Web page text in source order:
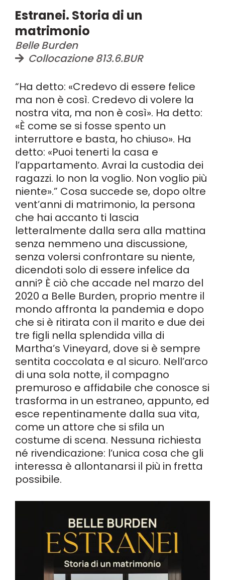
Estranei. Storia di un
matrimonio
Belle Burden
Collocazione 813.6.BUR
“Ha detto: «Credevo di essere felice
ma non è così. Credevo di volere la
nostra vita, ma non è così». Ha detto:
«È come se si fosse spento un
interruttore e basta, ho chiuso». Ha
detto: «Puoi tenerti la casa e
l’appartamento. Avrai la custodia dei
ragazzi. Io non la voglio. Non voglio più
niente».” Cosa succede se, dopo oltre
vent’anni di matrimonio, la persona
che hai accanto ti lascia
letteralmente dalla sera alla mattina
senza nemmeno una discussione,
senza volersi confrontare su niente,
dicendoti solo di essere infelice da
anni? È ciò che accade nel marzo del
2020 a Belle Burden, proprio mentre il
mondo affronta la pandemia e dopo
che si è ritirata con il marito e due dei
tre figli nella splendida villa di
Martha’s Vineyard, dove si è sempre
sentita coccolata e al sicuro. Nell’arco
di una sola notte, il compagno
premuroso e affidabile che conosce si
trasforma in un estraneo, appunto, ed
esce repentinamente dalla sua vita,
come un attore che si sfila un
costume di scena. Nessuna richiesta
né rivendicazione: l’unica cosa che gli
interessa è allontanarsi il più in fretta
possibile.